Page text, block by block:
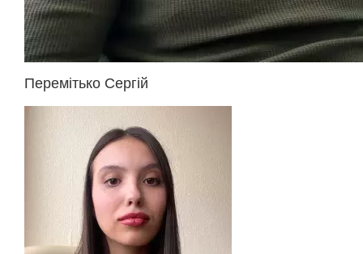
Перемітько Сергій